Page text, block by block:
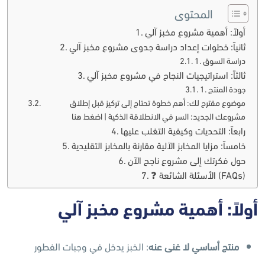
المحتوى
أولاً: أهمية مشروع مخبز آلي
ثانياً: خطوات إعداد دراسة جدوى مشروع مخبز آلي
1. دراسة السوق
ثالثاً: استراتيجيات النجاح في مشروع مخبز آلي
1. جودة المنتج
موضوع مقترح لك: أهم خطوة تحتاج إلى تركيز قبل إطلاق
مشروعك الجديد: السر في الانطلاقة الذكية | اضغط هنا
رابعاً: التحديات وكيفية التغلب عليها
خامساً: مزايا المخابز الآلية مقارنة بالمخابز التقليدية
حول فكرتك إلى مشروع ناجح الآن
❓ الأسئلة الشائعة (FAQs)
أولاً: أهمية مشروع مخبز آلي
منتج أساسي لا غنى عنه: الخبز يدخل في وجبات الفطور